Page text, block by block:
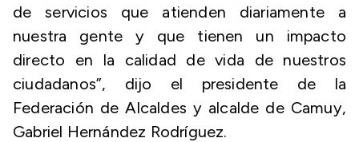
de servicios que atienden diariamente a
nuestra gente y que tienen un impacto
directo en la calidad de vida de nuestros
ciudadanos”, dijo el presidente de la
Federación de Alcaldes y alcalde de Camuy,
Gabriel Hernández Rodríguez.